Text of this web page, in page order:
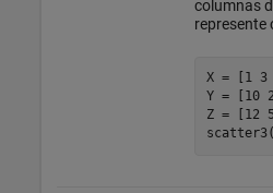
columnas
represente
X = [1
Y = [10
Z = [12